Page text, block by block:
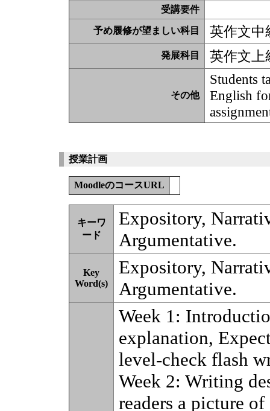
受講要件
予め履修が望ましい科目 英作文中
発展科目 英作文上
その他
Students
English
授業計画
MoodleのコースURL
キーワ
ード
Expository,
Argumentative.
Key
Word(s)
Expository,
Argumentative.
Week 1:
explanation,
level-check flash
Week 2: Writing
readers a picture